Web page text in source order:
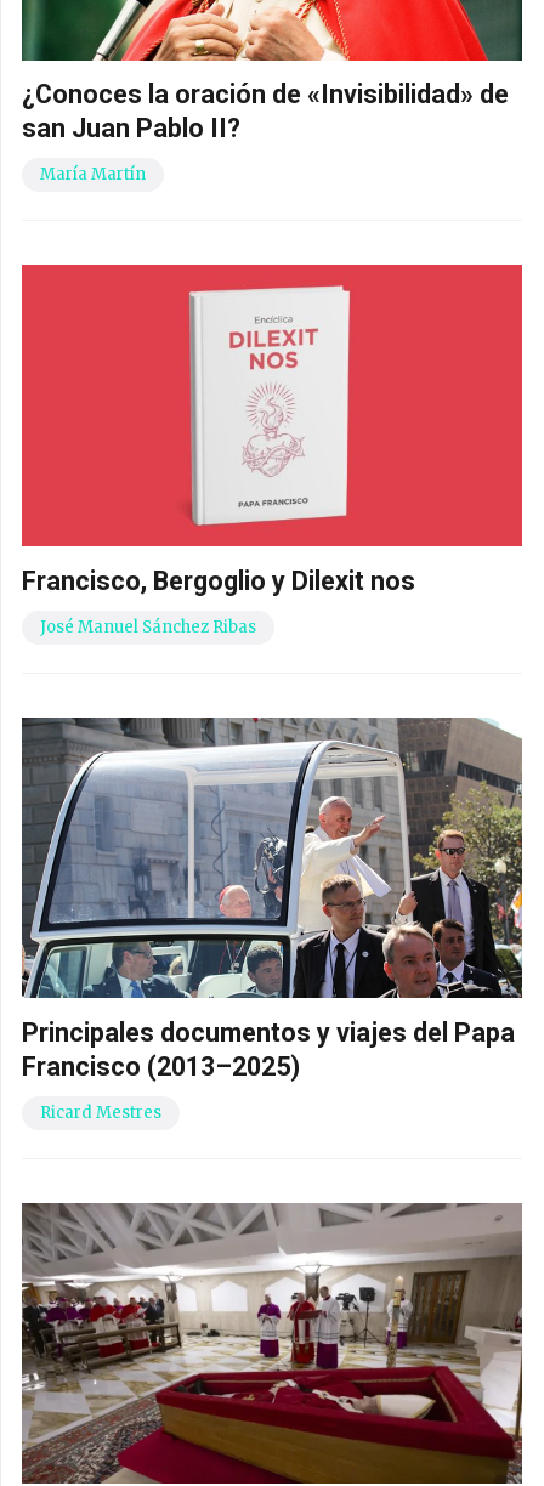
¿Conoces la oración de «Invisibilidad» de
san Juan Pablo II?
María Martín
Francisco, Bergoglio y Dilexit nos
José Manuel Sánchez Ribas
Principales documentos y viajes del Papa
Francisco (2013–2025)
Ricard Mestres